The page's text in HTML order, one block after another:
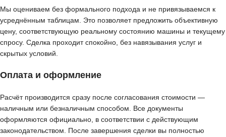
Мы оцениваем без формального подхода и не привязываемся к
усреднённым таблицам. Это позволяет предложить объективную
цену, соответствующую реальному состоянию машины и текущему
спросу. Сделка проходит спокойно, без навязывания услуг и
скрытых условий.
Оплата и оформление
Расчёт производится сразу после согласования стоимости —
наличным или безналичным способом. Все документы
оформляются официально, в соответствии с действующим
законодательством. После завершения сделки вы полностью